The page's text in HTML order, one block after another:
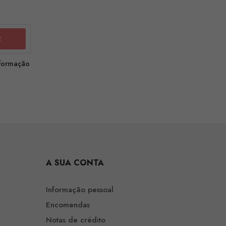
A SUA CONTA
Informação pessoal
Encomendas
Notas de crédito